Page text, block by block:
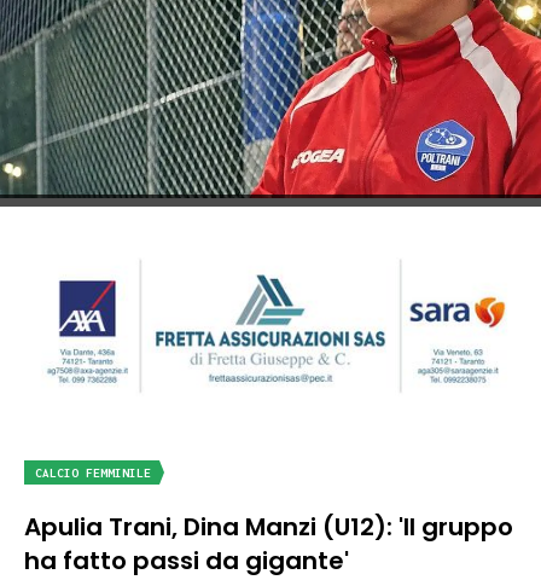
CALCIO FEMMINILE
Apulia Trani, Dina Manzi (U12): 'Il gruppo
ha fatto passi da gigante'